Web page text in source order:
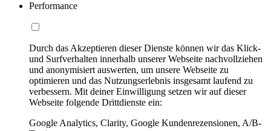
Performance
Durch das Akzeptieren dieser Dienste können wir das Klick-
und Surfverhalten innerhalb unserer Webseite nachvollziehen
und anonymisiert auswerten, um unsere Webseite zu
optimieren und das Nutzungserlebnis insgesamt laufend zu
verbessern. Mit deiner Einwilligung setzen wir auf dieser
Webseite folgende Drittdienste ein:
Google Analytics, Clarity, Google Kundenrezensionen, A/B-